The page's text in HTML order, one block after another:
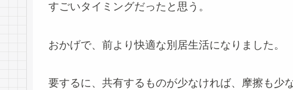
すごいタイミングだったと思う。
おかげで、前より快適な別居生活になりました。
要するに、共有するものが少なければ、摩擦も少